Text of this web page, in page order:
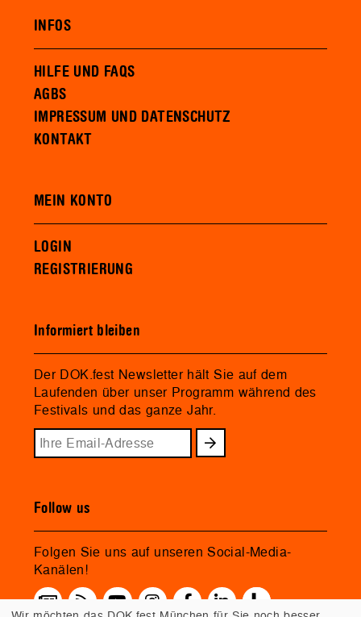
INFOS
HILFE UND FAQS
AGBS
IMPRESSUM UND DATENSCHUTZ
KONTAKT
MEIN KONTO
LOGIN
REGISTRIERUNG
Informiert bleiben
Der DOK.fest Newsletter hält Sie auf dem
Laufenden über unser Programm während des
Festivals und das ganze Jahr.
Follow us
Folgen Sie uns auf unseren Social-Media-
Kanälen!